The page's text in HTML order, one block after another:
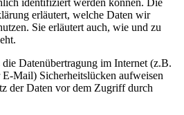
identifiziert werden können. Die
erläutert, welche Daten wir
Sie erläutert auch, wie und zu
Datenübertragung im Internet (z.B.
Mail) Sicherheitslücken aufweisen
der Daten vor dem Zugriff durch